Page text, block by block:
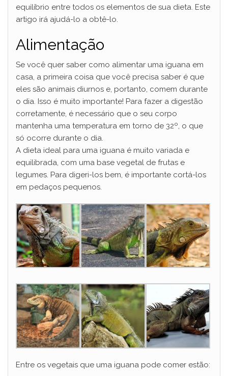
equilíbrio entre todos os elementos de sua dieta. Este
artigo irá ajudá-lo a obtê-lo.
Alimentação
Se você quer saber como alimentar uma iguana em
casa, a primeira coisa que você precisa saber é que
eles são animais diurnos e, portanto, comem durante
o dia. Isso é muito importante! Para fazer a digestão
corretamente, é necessário que o seu corpo
mantenha uma temperatura em torno de 32º, o que
só ocorre durante o dia.
A dieta ideal para uma iguana é muito variada e
equilibrada, com uma base vegetal de frutas e
legumes. Para digeri-los bem, é importante cortá-los
em pedaços pequenos.
Entre os vegetais que uma iguana pode comer estão: